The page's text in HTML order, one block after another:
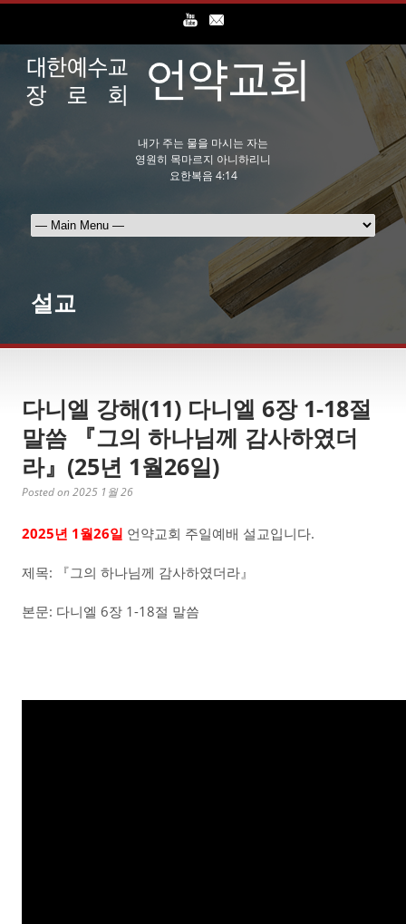
내가 주는 물을 마시는 자는
영원히 목마르지 아니하리니
요한복음 4:14
설교
다니엘 강해(11) 다니엘 6장 1-18절
말씀 『그의 하나님께 감사하였더
라』(25년 1월26일)
Posted on 2025 1월 26
2025년 1월26일 언약교회 주일예배 설교입니다.
제목: 『그의 하나님께 감사하였더라』
본문: 다니엘 6장 1-18절 말씀